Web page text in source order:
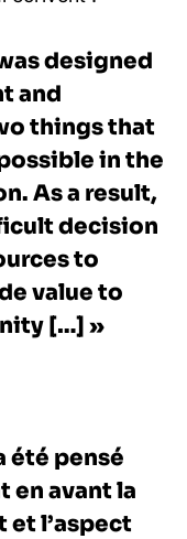
designed
and
things that
in the
As a result,
decision
to
value to
[…] »
été pensé
en avant la
l’aspect